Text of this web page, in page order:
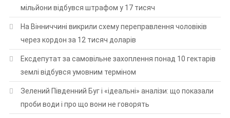
мільйони відбувся штрафом у 17 тисяч
На Вінниччині викрили схему переправлення чоловіків
через кордон за 12 тисяч доларів
Ексдепутат за самовільне захоплення понад 10 гектарів
землі відбувся умовним терміном
Зелений Південний Буг і «ідеальні» аналізи: що показали
проби води і про що вони не говорять